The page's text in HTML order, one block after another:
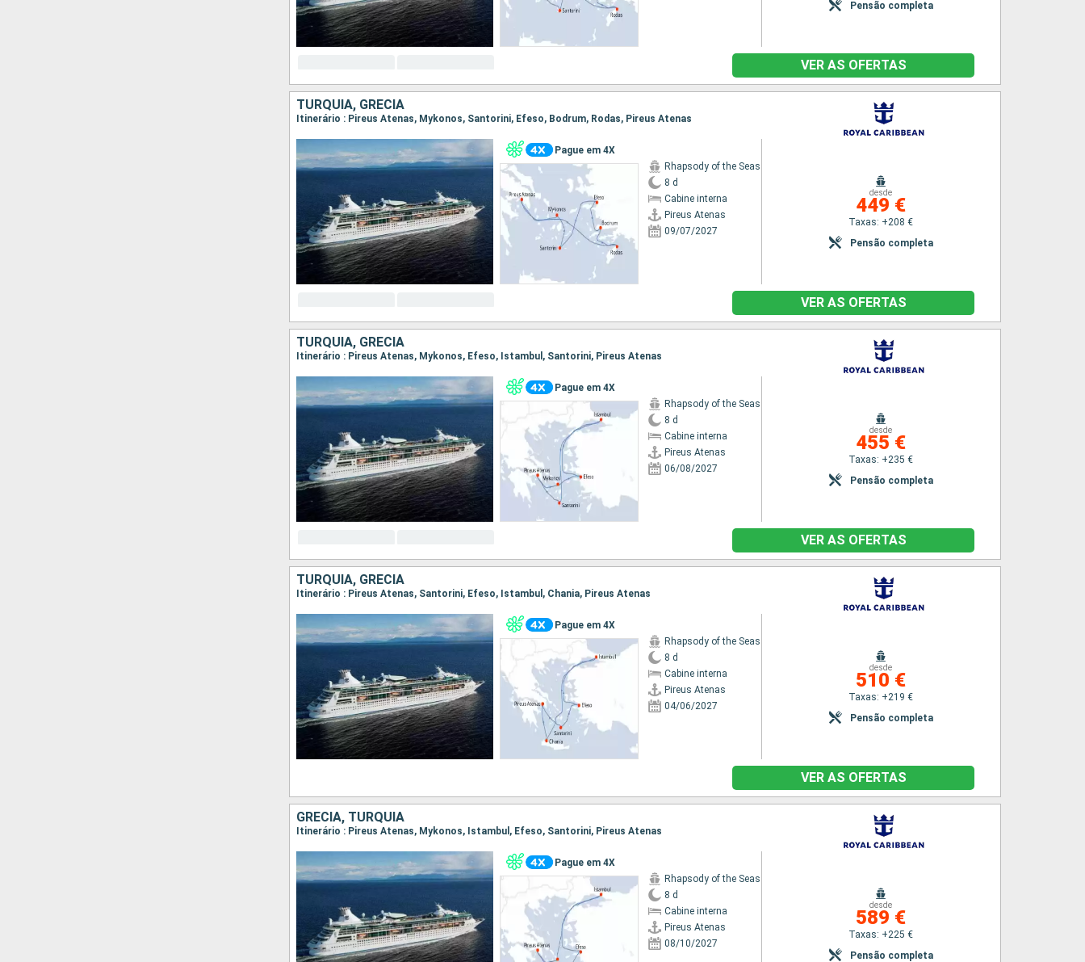
Pensão completa
VER AS OFERTAS
TURQUIA, GRÉCIA
Itinerário : Pireus Atenas, Mykonos, Santorini, Efeso, Bodrum, Rodas, Pireus Atenas
Pague em 4X
Rhapsody of the Seas
8 d
Cabine interna
Pireus Atenas
09/07/2027
desde
449 €
Taxas: +208 €
Pensão completa
VER AS OFERTAS
TURQUIA, GRÉCIA
Itinerário : Pireus Atenas, Mykonos, Efeso, Istambul, Santorini, Pireus Atenas
Pague em 4X
Rhapsody of the Seas
8 d
Cabine interna
Pireus Atenas
06/08/2027
desde
455 €
Taxas: +235 €
Pensão completa
VER AS OFERTAS
TURQUIA, GRÉCIA
Itinerário : Pireus Atenas, Santorini, Efeso, Istambul, Chania, Pireus Atenas
Pague em 4X
Rhapsody of the Seas
8 d
Cabine interna
Pireus Atenas
04/06/2027
desde
510 €
Taxas: +219 €
Pensão completa
VER AS OFERTAS
GRÉCIA, TURQUIA
Itinerário : Pireus Atenas, Mykonos, Istambul, Efeso, Santorini, Pireus Atenas
Pague em 4X
Rhapsody of the Seas
8 d
Cabine interna
Pireus Atenas
08/10/2027
desde
589 €
Taxas: +225 €
Pensão completa